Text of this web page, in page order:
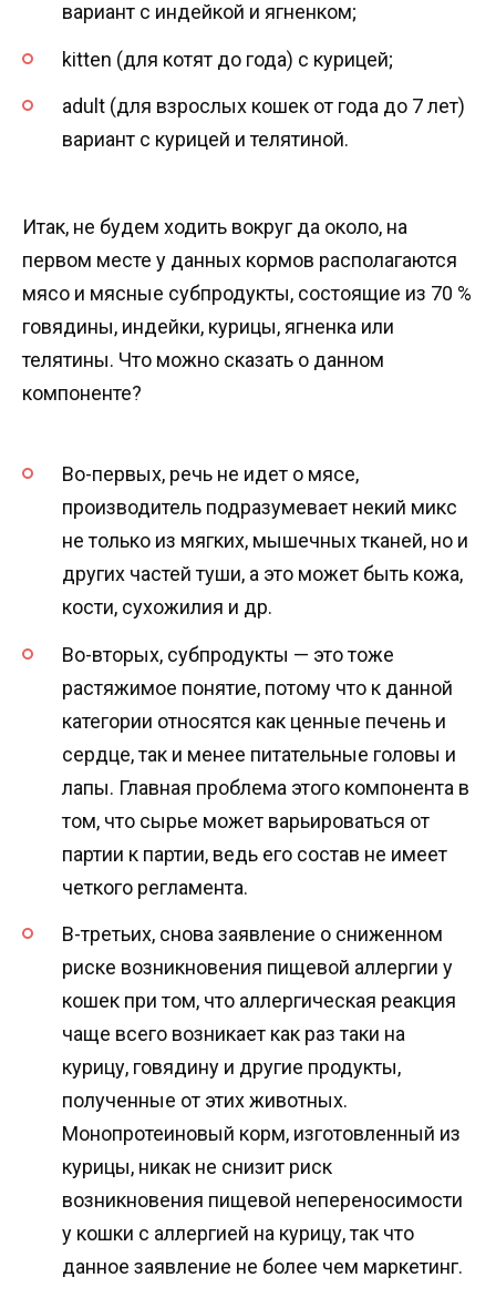
вариант с индейкой и ягненком;
kitten (для котят до года) с курицей;
adult (для взрослых кошек от года до 7 лет)
вариант с курицей и телятиной.
Итак, не будем ходить вокруг да около, на
первом месте у данных кормов располагаются
мясо и мясные субпродукты, состоящие из 70 %
говядины, индейки, курицы, ягненка или
телятины. Что можно сказать о данном
компоненте?
Во-первых, речь не идет о мясе,
производитель подразумевает некий микс
не только из мягких, мышечных тканей, но и
других частей туши, а это может быть кожа,
кости, сухожилия и др.
Во-вторых, субпродукты — это тоже
растяжимое понятие, потому что к данной
категории относятся как ценные печень и
сердце, так и менее питательные головы и
лапы. Главная проблема этого компонента в
том, что сырье может варьироваться от
партии к партии, ведь его состав не имеет
четкого регламента.
В-третьих, снова заявление о сниженном
риске возникновения пищевой аллергии у
кошек при том, что аллергическая реакция
чаще всего возникает как раз таки на
курицу, говядину и другие продукты,
полученные от этих животных.
Монопротеиновый корм, изготовленный из
курицы, никак не снизит риск
возникновения пищевой непереносимости
у кошки с аллергией на курицу, так что
данное заявление не более чем маркетинг.